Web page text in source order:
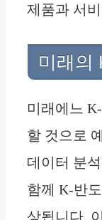
제품과 서
미래의
미래에느
할 것으로
데이터 분
함께 K-반
상됩니다.